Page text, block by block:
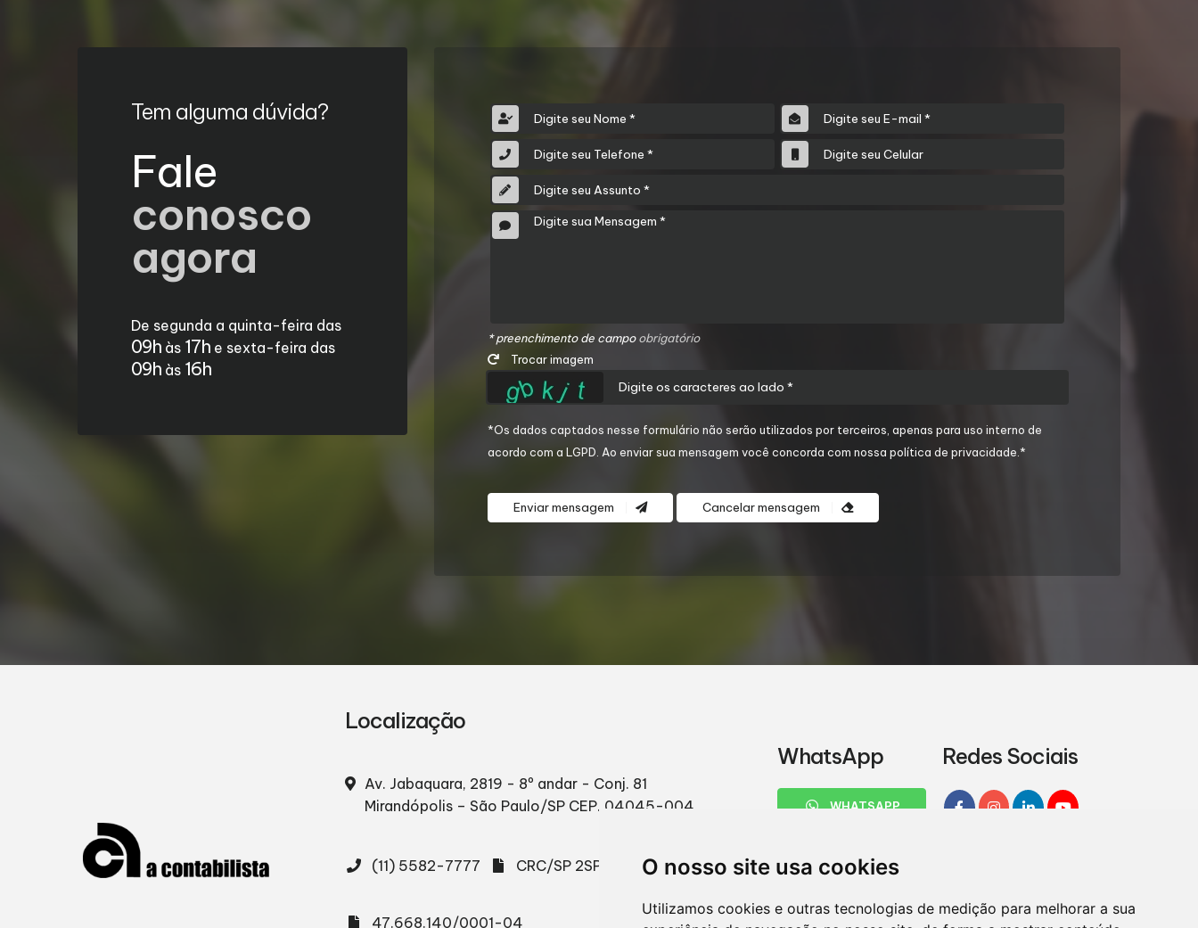
O nosso site usa cookies
Utilizamos cookies e outras tecnologias de medição para melhorar a sua
Tem alguma dúvida?
Fale
conosco
agora
De segunda a quinta-feira das
09h às 17h e sexta-feira das
09h às 16h
* preenchimento de campoobrigatório
Trocar imagem
*Os dados captados nesse formulário não serão utilizados por terceiros, apenas para uso interno de
acordo com a LGPD . Ao enviar sua mensagem você concorda com nossa política de privacidade.*
Enviar mensagem Cancelar mensagem
Localização
Av. Jabaquara, 2819 - 8º andar - Conj. 81
Mirandópolis – São Paulo/SP CEP. 04045-004
(11) 5582-7777 CRC/SP 2SP003665/O-2
47.668.140/0001-04
WhatsApp
WHATSAPP
Redes Sociais